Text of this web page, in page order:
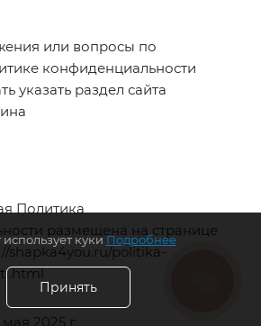
или вопросы по
конфиденциальности
указать раздел сайта
Политика
размещена на странице
shapka4you.ru/politika-
2025 г.
кукиПодробнее
Принять